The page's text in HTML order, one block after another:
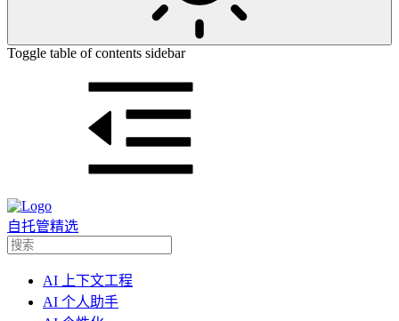
Toggle table of contents sidebar
自托管精选
AI 上下文工程
AI 个人助手